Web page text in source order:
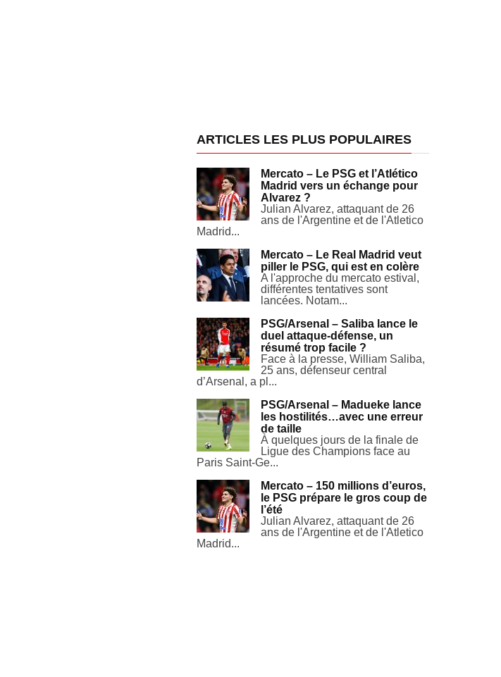
ARTICLES LES PLUS POPULAIRES
Mercato – Le PSG et l’Atlético
Madrid vers un échange pour
Alvarez ?
Julian Alvarez, attaquant de 26
ans de l'Argentine et de l'Atletico
Madrid...
Mercato – Le Real Madrid veut
piller le PSG, qui est en colère
A l'approche du mercato estival,
différentes tentatives sont
lancées. Notam...
PSG/Arsenal – Saliba lance le
duel attaque-défense, un
résumé trop facile ?
Face à la presse, William Saliba,
25 ans, défenseur central
d’Arsenal, a pl...
PSG/Arsenal – Madueke lance
les hostilités…avec une erreur
de taille
À quelques jours de la finale de
Ligue des Champions face au
Paris Saint-Ge...
Mercato – 150 millions d’euros,
le PSG prépare le gros coup de
l’été
Julian Alvarez, attaquant de 26
ans de l'Argentine et de l'Atletico
Madrid...